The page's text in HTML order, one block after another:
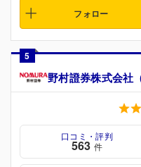
フォロー
5
野村證券株式会社
口コミ・評判
563 件